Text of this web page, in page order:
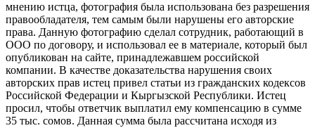
мнению истца, фотография была использована без разрешения
правообладателя, тем самым были нарушены его авторские
права. Данную фотографию сделал сотрудник, работающий в
ООО по договору, и использовал ее в материале, который был
опубликован на сайте, принадлежавшем российской
компании. В качестве доказательства нарушения своих
авторских прав истец привел статьи из гражданских кодексов
Российской Федерации и Кыргызской Республики. Истец
просил, чтобы ответчик выплатил ему компенсацию в сумме
35 тыс. сомов. Данная сумма была рассчитана исходя из